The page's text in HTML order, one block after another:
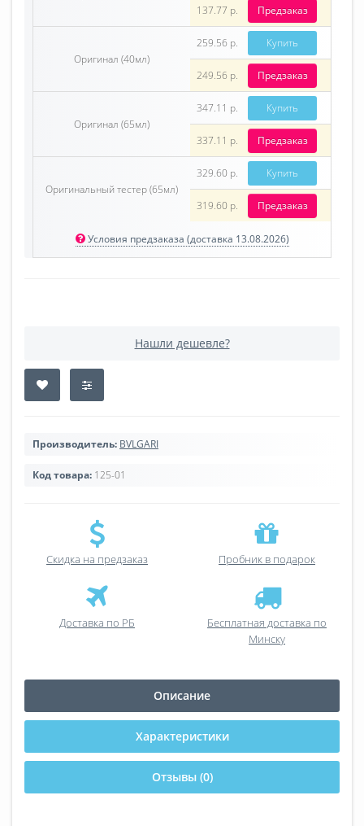
137.77 р. Предзаказ
Оригинал (40мл)
259.56 р. Купить
249.56 р. Предзаказ
Оригинал (65мл)
347.11 р. Купить
337.11 р. Предзаказ
Оригинальный тестер (65мл)
329.60 р. Купить
319.60 р. Предзаказ
Условия предзаказа (доставка 13.08.2026)
Нашли дешевле?
Производитель: BVLGARI
Код товара: 125-01
Скидка на предзаказ Пробник в подарок
Доставка по РБ
Бесплатная доставка по
Минску
Описание
Характеристики
Отзывы (0)